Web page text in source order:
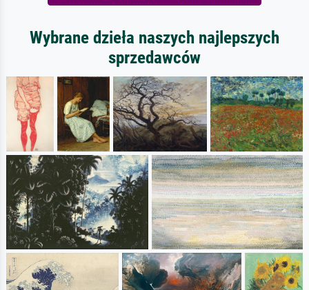
Wybrane dzieła naszych najlepszych
sprzedawców